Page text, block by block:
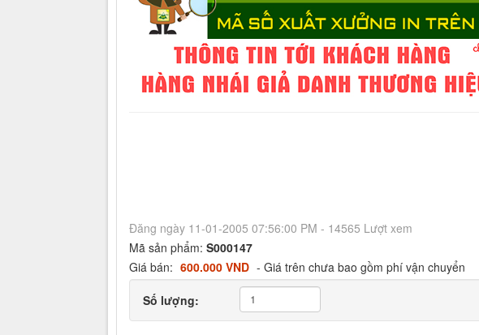
Đăng ngày 11-01-2005 07:56:00 PM - 14565 Lượt xem
Mã sản phẩm: S000147
Giá bán: 600.000 VND - Giá trên chưa bao gồm phí vận chuyển
Số lượng: